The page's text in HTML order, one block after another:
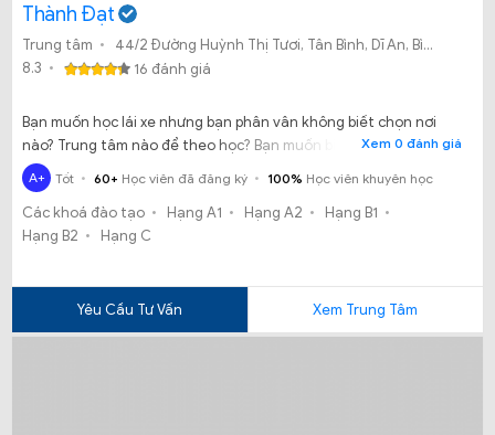
Thành Đạt
Trung tâm
44/2 Đường Huỳnh Thị Tươi, Tân Bình, Dĩ An, Bình Dương
8.3
16 đánh giá
Bạn muốn học lái xe nhưng bạn phân vân không biết chọn nơi
nào? Trung tâm nào để theo học? Bạn muốn biết nhiều hơn về
Trung tâm dạy nghề Thành Đạt nơi mà bạn đang muốn theo học
lái xe.
Xem 0 đánh giá
A+ Tốt 60+ Học viên đã đăng ký 100% Học viên khuyên học
Các khoá đào tạo Hạng A1 Hạng A2
Hạng B1
Hạng B2
Hạng C
Yêu Cầu Tư Vấn Xem Trung Tâm